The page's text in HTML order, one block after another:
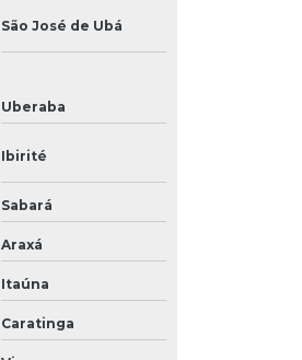
São José de Ubá
Uberaba
Ibirité
Sabará
Araxá
Itaúna
Caratinga